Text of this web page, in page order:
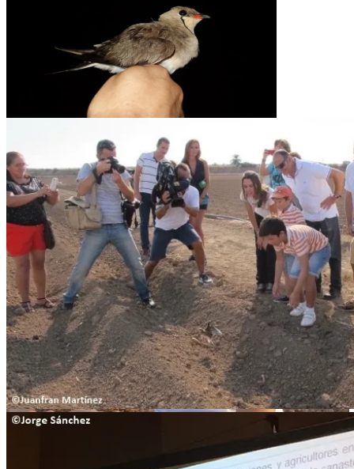
Anillamiento- Ejemplar adulto anillado
Liberación de canasteras criadas en cautividad